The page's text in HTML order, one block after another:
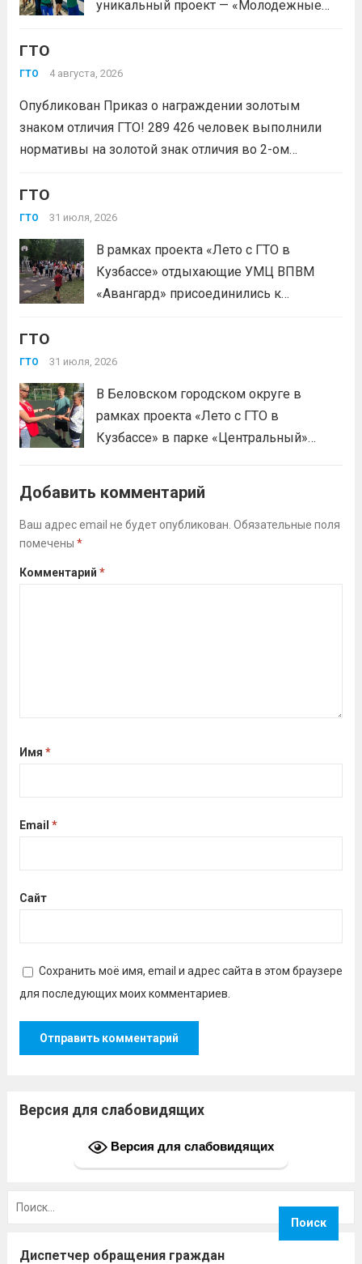
инновационными надувными
уникальный проект — «Молодежные
молодежных проектов среди
1сезон»! Проект направлен на
популяризацию Всероссийского
физкультурно-спортивного комплекса
ГТО
ГТО 4 августа, 2026
Опубликован Приказ о награждении золотым
знаком отличия ГТО! 289 426 человек выполнили
нормативы на золотой знак отличия во 2-ом
млн человек по всей стране проверили свои силы в
испытаниях ГТО. Приказ...
ГТО
ГТО 31 июля, 2026
В рамках проекта «Лето с ГТО в
Кузбассе» отдыхающие УМЦ ВПВМ
«Авангард» присоединились к
«Авангарда» не просто проверкой
праздником спорта.Поддерживая друг
друга, юноши и девушки показывают
отличные результаты, подтверждая,...
ГТО
ГТО 31 июля, 2026
В Беловском городском округе в
рамках проекта «Лето с ГТО в
Кузбассе» в парке «Центральный»
спортивного комплекса «Готов к труду
и обороне» (ГТО)!Все желающие
выполнении нормативов ВФСК ГТО️⁣⁣⠀Те,
Добавить комментарий
Ваш адрес email не будет опубликован. Обязательные поля
помечены *
Комментарий *
Имя *
Email *
Сайт
Сохранить моё имя, email и адрес сайта в этом браузере
для последующих моих комментариев.
Версия для слабовидящих
Версия для слабовидящих
Диспетчер обращения граждан